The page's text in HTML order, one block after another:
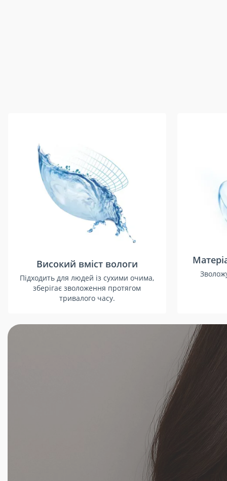
Високий вміст вологи
Підходить для людей із сухими очима,
зберігає зволоження протягом
тривалого часу.